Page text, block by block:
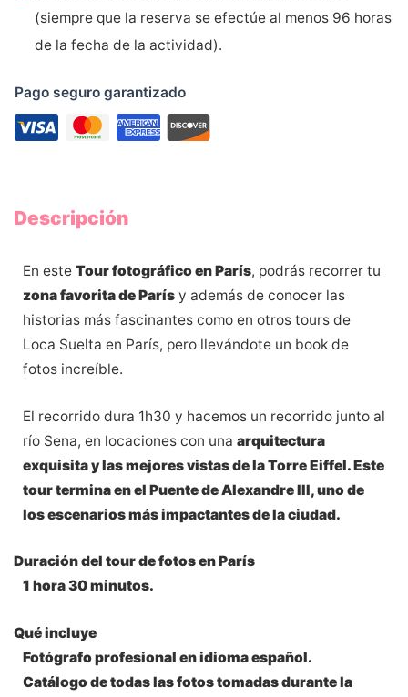
(siempre que la reserva se efectúe al menos 96 horas
de la fecha de la actividad).
Pago seguro garantizado
Descripción
En este Tour fotográfico en París, podrás recorrer tu
zona favorita de París y además de conocer las
historias más fascinantes como en otros tours de
Loca Suelta en París, pero llevándote un book de
fotos increíble.
El recorrido dura 1h30 y hacemos un recorrido junto al
río Sena, en locaciones con una arquitectura
exquisita y las mejores vistas de la Torre Eiffel. Este
tour termina en el Puente de Alexandre III, uno de
los escenarios más impactantes de la ciudad.
Duración del tour de fotos en París
1 hora 30 minutos.
Qué incluye
Fotógrafo profesional en idioma español.
Catálogo de todas las fotos tomadas durante la